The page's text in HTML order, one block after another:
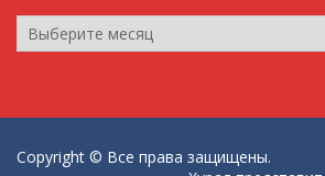
Архивы
Copyright © Все права защищены.